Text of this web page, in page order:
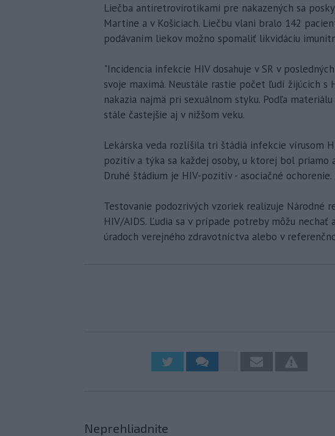
Liečba antiretrovirotikami pre nakazených sa
Martine a v Košiciach. Liečbu vlani bralo 142
podávaním liekov možno spomaliť likvidáciu
"Incidencia infekcie HIV dosahuje v SR v
svoje maximá. Neustále rastie počet ľudí žijúcich s
nakazia najmä pri sexuálnom styku. Podľa
stále častejšie aj v nižšom veku.
Lekárska veda rozlíšila tri štádiá infekcie vírusom
pozitív a týka sa každej osoby, u ktorej bol priamo
Druhé štádium je HIV-pozitív - asociačné
Testovanie podozrivých vzoriek realizuje Národné
HIV/AIDS. Ľudia sa v prípade potreby môžu
úradoch verejného zdravotníctva alebo v
Neprehliadnite